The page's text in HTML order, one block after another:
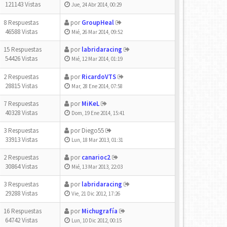
121143 Vistas
Jue, 24 Abr 2014, 00:29
8 Respuestas
46588 Vistas
porGroupHeal
Mié, 26 Mar 2014, 09:52
15 Respuestas
54426 Vistas
porlabridaracing
Mié, 12 Mar 2014, 01:19
2 Respuestas
28815 Vistas
porRicardoVTS
Mar, 28 Ene 2014, 07:58
7 Respuestas
40328 Vistas
porMiKeL
Dom, 19 Ene 2014, 15:41
3 Respuestas
33913 Vistas
porDiego55
Lun, 18 Mar 2013, 01:31
2 Respuestas
30864 Vistas
porcanarioc2
Mié, 13 Mar 2013, 22:03
3 Respuestas
29288 Vistas
porlabridaracing
Vie, 21 Dic 2012, 17:26
16 Respuestas
64742 Vistas
porMichugrafía
Lun, 10 Dic 2012, 00:15